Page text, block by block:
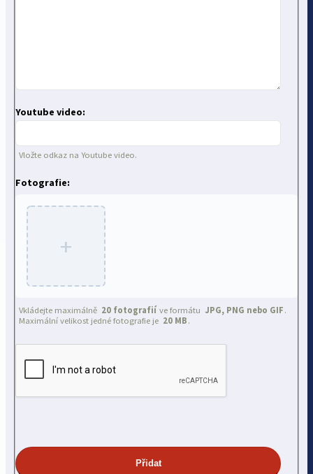
Youtube video:
Vložte odkaz na Youtube video.
Fotografie:
+
Vkládejte maximálně 20 fotografií ve formátu JPG, PNG nebo GIF .
Maximální velikost jedné fotografie je 20 MB .